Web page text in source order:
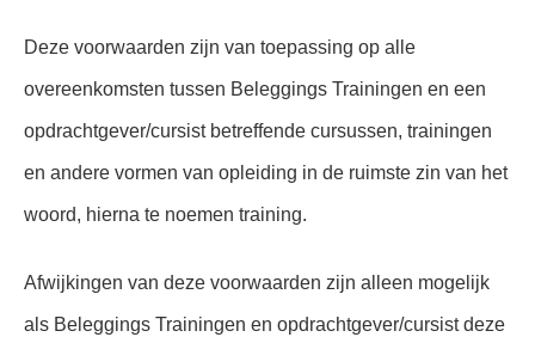
Deze voorwaarden zijn van toepassing op alle
overeenkomsten tussen Beleggings Trainingen en een
opdrachtgever/cursist betreffende cursussen, trainingen
en andere vormen van opleiding in de ruimste zin van het
woord, hierna te noemen training.
Afwijkingen van deze voorwaarden zijn alleen mogelijk
als Beleggings Trainingen en opdrachtgever/cursist deze